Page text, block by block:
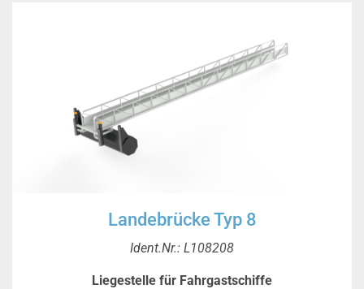
Landebrücke Typ 8
Ident.Nr.: L108208
Liegestelle für Fahrgastschiffe